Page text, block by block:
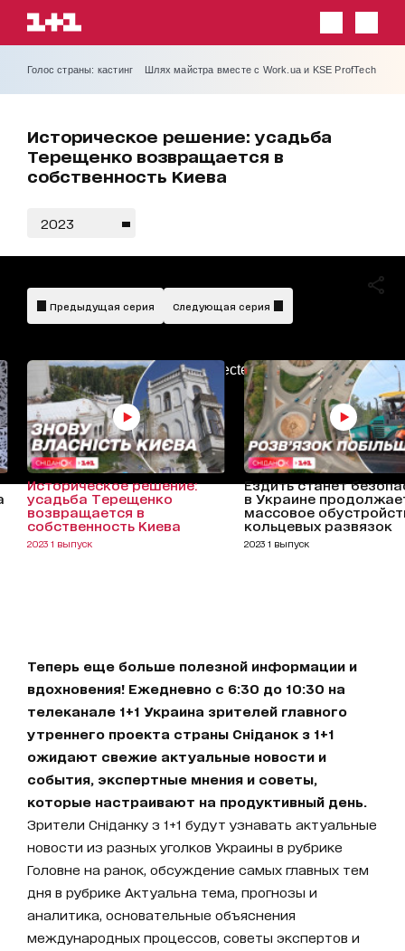
Голос страны: кастинг Шлях майстра вместе с Work.ua и KSE ProfTech
Историческое решение: усадьба
Терещенко возвращается в
собственность Киева
2023
AdBlockDetected!
Предыдущая серия Следующая серия
Историческое решение:
усадьба Терещенко
возвращается в
собственность Киева
2023 1 выпуск
Ездить станет
в Украине
массовое
кольцевых развязок
2023 1 выпуск
Теперь еще больше полезной информации и
вдохновения! Ежедневно с 6:30 до 10:30 на
телеканале 1+1 Украина зрителей главного
утреннего проекта страны Сніданок з 1+1
ожидают свежие актуальные новости и
события, экспертные мнения и советы,
которые настраивают на продуктивный день.
Зрители Сніданку з 1+1 будут узнавать актуальные
новости из разных уголков Украины в рубрике
Головне на ранок, обсуждение самых главных тем
дня в рубрике Актуальна тема, прогнозы и
аналитика, основательные объяснения
международных процессов, советы экспертов и